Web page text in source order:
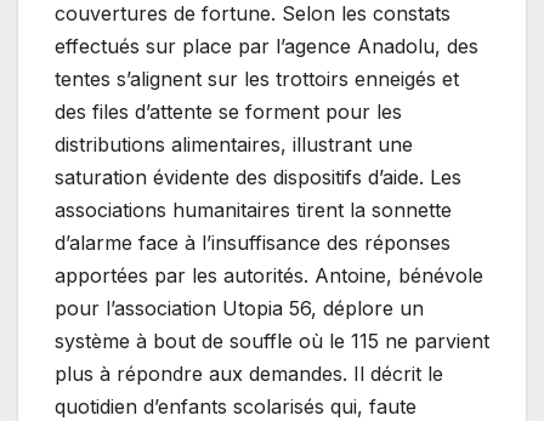
couvertures de fortune. Selon les constats
effectués sur place par l’agence Anadolu, des
tentes s’alignent sur les trottoirs enneigés et
des files d’attente se forment pour les
distributions alimentaires, illustrant une
saturation évidente des dispositifs d’aide. Les
associations humanitaires tirent la sonnette
d’alarme face à l’insuffisance des réponses
apportées par les autorités. Antoine, bénévole
pour l’association Utopia 56, déplore un
système à bout de souffle où le 115 ne parvient
plus à répondre aux demandes. Il décrit le
quotidien d’enfants scolarisés qui, faute